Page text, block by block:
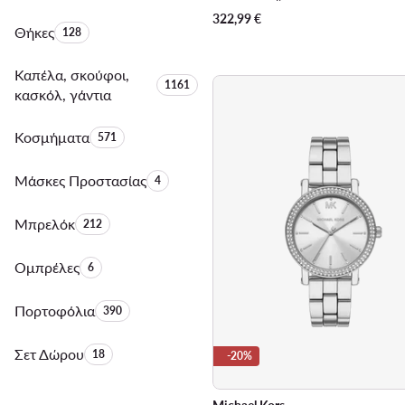
ΘήκεςΑριθμός προϊόντων:
128
Καπέλα, σκούφοι,
κασκόλ, γάντια
Αριθμός προϊόντων:
1161
ΚοσμήματαΑριθμός προϊόντων:
571
Μάσκες ΠροστασίαςΑριθμός προϊόντων:
4
ΜπρελόκΑριθμός προϊόντων:
212
ΟμπρέλεςΑριθμός προϊόντων:
6
ΠορτοφόλιαΑριθμός προϊόντων:
390
Σετ ΔώρουΑριθμός προϊόντων:
18
322,99€
-20%